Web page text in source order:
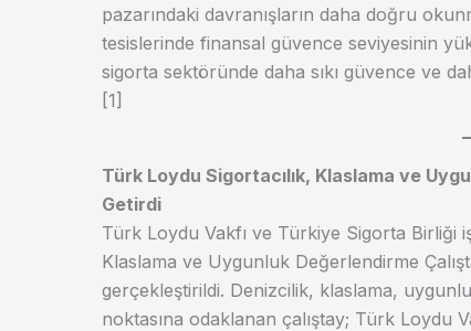
pazarındaki davranışların daha doğru
tesislerinde finansal güvence seviyesinin
sigorta sektöründe daha sıkı güvence ve
[1]
Türk Loydu Sigortacılık, Klaslama ve
Getirdi
Türk Loydu Vakfı ve Türkiye Sigorta Birliği
Klaslama ve Uygunluk Değerlendirme
gerçekleştirildi. Denizcilik, klaslama,
noktasına odaklanan çalıştay; Türk Loydu